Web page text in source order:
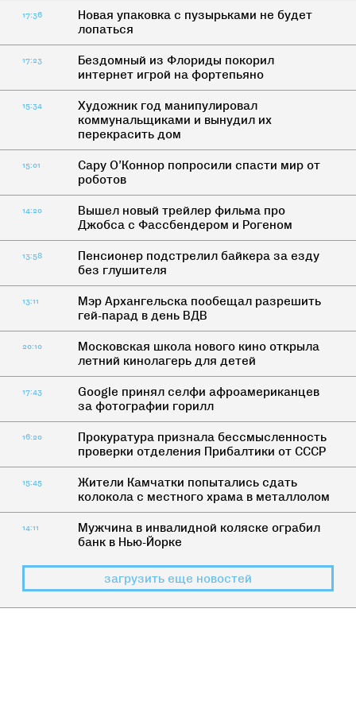
17:36
Новая упаковка с пузырьками не будет
лопаться
17:23
Бездомный из Флориды покорил
интернет игрой на фортепьяно
15:34
Художник год манипулировал
коммунальщиками и вынудил их
перекрасить дом
15:01
Сару О’Коннор попросили спасти мир от
роботов
14:20
Вышел новый трейлер фильма про
Джобса с Фассбендером и Рогеном
13:58
Пенсионер подстрелил байкера за езду
без глушителя
13:11
Мэр Архангельска пообещал разрешить
гей-парад в день ВДВ
20:10
Московская школа нового кино открыла
летний кинолагерь для детей
17:43
Google принял селфи афроамериканцев
за фотографии горилл
16:20
Прокуратура признала бессмысленность
проверки отделения Прибалтики от СССР
15:45
Жители Камчатки попытались сдать
колокола с местного храма в металлолом
14:11
Мужчина в инвалидной коляске ограбил
банк в Нью-Йорке
загрузить еще новостей